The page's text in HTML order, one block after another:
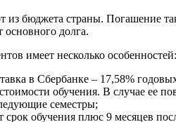
из бюджета страны. Погашение
основного долга.
имеет несколько особенностей:
в Сбербанке – 17,58%
обучения. В случае ее
семестры;
обучения плюс 9 месяцев